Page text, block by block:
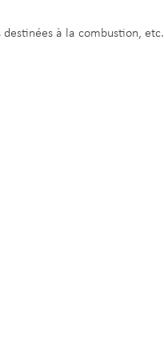
à la combustion, etc.